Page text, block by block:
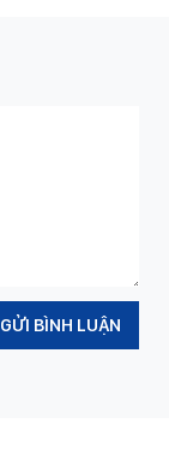
GỬI BÌNH LUẬN